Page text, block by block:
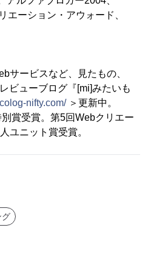
エーション・アウォード、
サービスなど、見たもの、
ビューブログ『[mi]みたいも
nifty.com/＞更新中。
賞受賞。第5回Webクリエー
ユニット賞受賞。
グ